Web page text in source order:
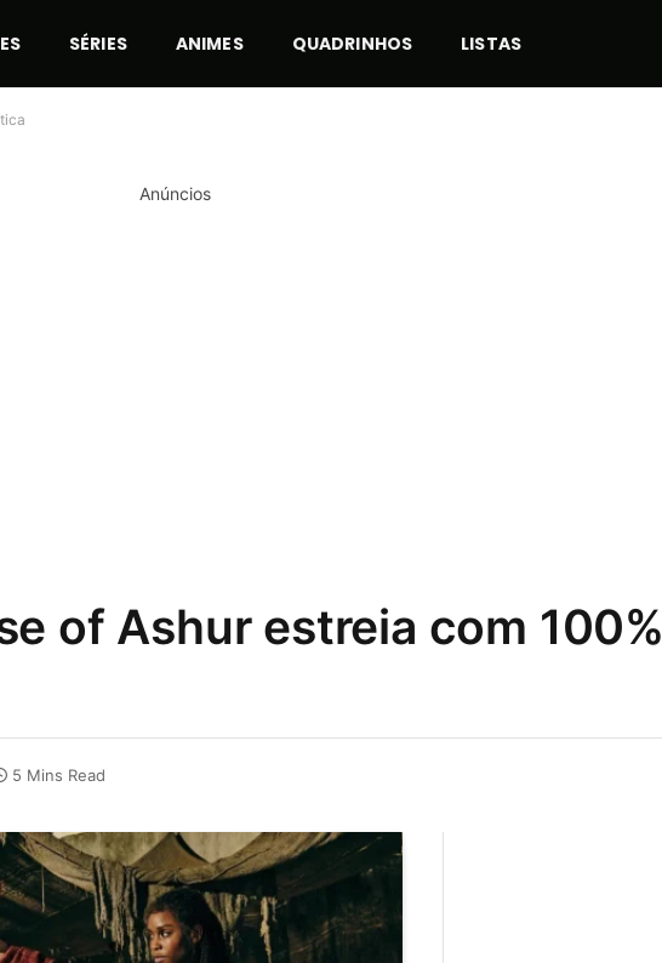
SÉRIES ANIMES QUADRINHOS LISTAS
Anúncios
of Ashur estreia com 100%
5 Mins Read